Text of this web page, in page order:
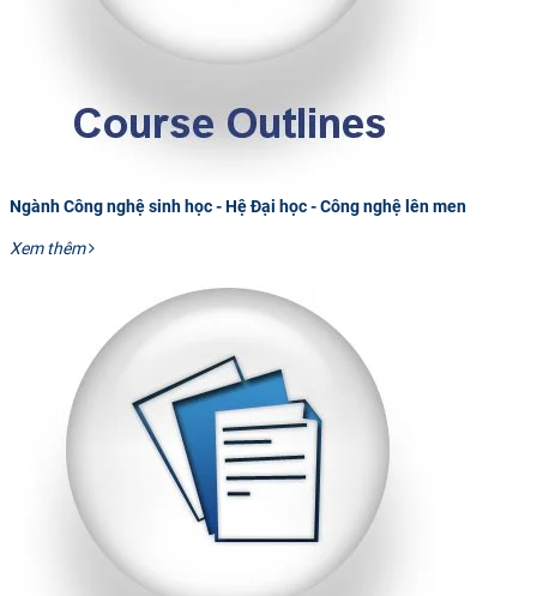
Ngành Công nghệ sinh học - Hệ Đại học - Công nghệ lên men
Xem thêm